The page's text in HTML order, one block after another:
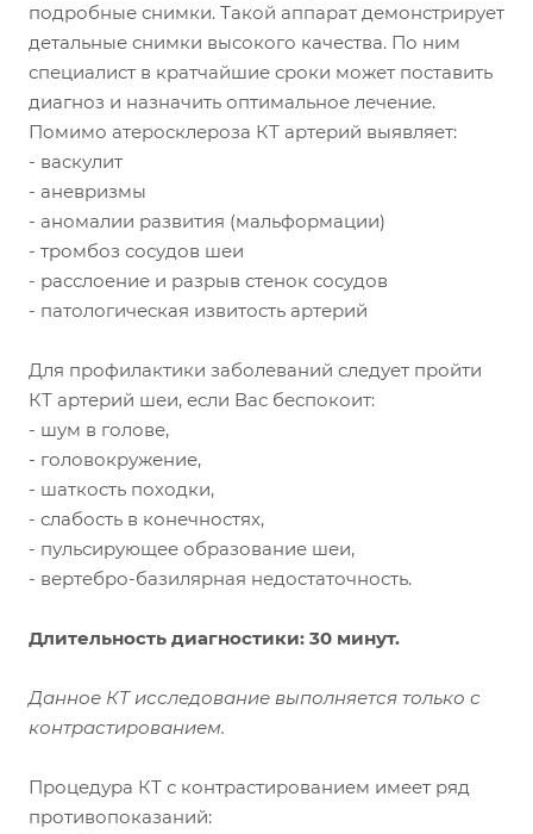
подробные снимки. Такой аппарат демонстрирует
детальные снимки высокого качества. По ним
специалист в кратчайшие сроки может поставить
диагноз и назначить оптимальное лечение.
Помимо атеросклероза КТ артерий выявляет:
- васкулит
- аневризмы
- аномалии развития (мальформации)
- тромбоз сосудов шеи
- расслоение и разрыв стенок сосудов
- патологическая извитость артерий
Для профилактики заболеваний следует пройти
КТ артерий шеи, если Вас беспокоит:
- шум в голове,
- головокружение,
- шаткость походки,
- слабость в конечностях,
- пульсирующее образование шеи,
- вертебро-базилярная недостаточность.
Длительность диагностики: 30 минут.
Данное КТ исследование выполняется только с
контрастированием.
Процедура КТ с контрастированием имеет ряд
противопоказаний: